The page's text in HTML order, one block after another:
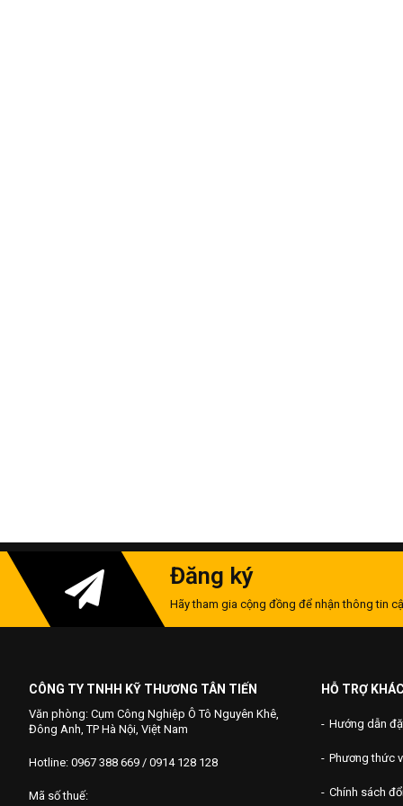
Đăng ký
Hãy tham gia cộng đồng để nhận thông tin
CÔNG TY TNHH KỸ THƯƠNG TÂN TIẾN
Văn phòng: Cụm Công Nghiệp Ô Tô Nguyên Khê,
Đông Anh, TP Hà Nội, Việt Nam
Hotline: 0967 388 669 / 0914 128 128
Mã số thuế:
HỖ TRỢ
Hướng dẫn
Phương thức
Chính sách